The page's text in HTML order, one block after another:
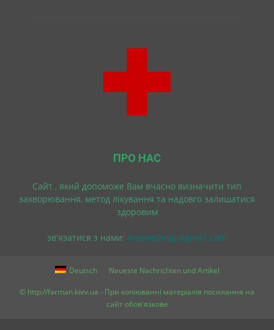
ПРО НАС
Cайт , який допоможе Вам вчасно визначити тип
захворювання, метод лікування та надовго залишатися
здоровим
зв'язатися з нами: maxwelhelp@gmail.com
Deutsch Neueste Nachrichten und Artikel
© http://farman.kiev.ua - При копіюванні матеріалів посилання на
сайт обов'язкове